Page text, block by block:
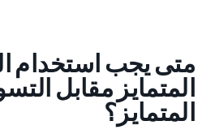
متى يجب استخدام
المتمايز مقابل
المتمايز؟